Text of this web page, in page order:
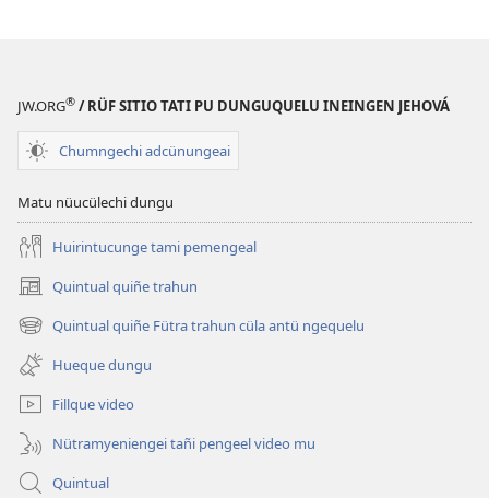
JW.ORG® / RÜF SITIO TATI PU DUNGUQUELU INEINGEN JEHOVÁ
Chumngechi adcünungeai
Matu nüucülechi dungu
Huirintucunge tami pemengeal
Quintual quiñe trahun
(peafiel
quiñe
hue
pestaña
mu)
Quintual quiñe Fütra trahun cüla antü ngequelu
(peafiel
quiñe
hue
pestaña
mu)
Hueque dungu
Fillque video
Nütramyeniengei tañi pengeel video mu
Quintual